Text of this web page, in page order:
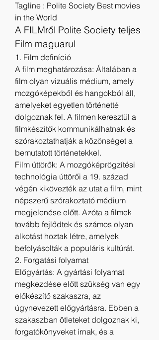
Tagline : Polite Society Best movies
in the World
A FILMről Polite Society teljes
Film maguarul
1. Film definíció
A film meghatározása: Általában a
film olyan vizuális médium, amely
mozgóképekből és hangokból áll,
amelyeket egyetlen történetté
dolgoznak fel. A filmen keresztül a
filmkészítők kommunikálhatnak és
szórakoztathatják a közönséget a
bemutatott történetekkel.
Film úttörők: A mozgóképrögzítési
technológia úttörői a 19. század
végén kikövezték az utat a film, mint
népszerű szórakoztató médium
megjelenése előtt. Azóta a filmek
tovább fejlődtek és számos olyan
alkotást hoztak létre, amelyek
befolyásolták a populáris kultúrát.
2. Forgatási folyamat
Előgyártás: A gyártási folyamat
megkezdése előtt szükség van egy
előkészítő szakaszra, az
úgynevezett előgyártásra. Ebben a
szakaszban ötleteket dolgoznak ki,
forgatókönyveket írnak, és a